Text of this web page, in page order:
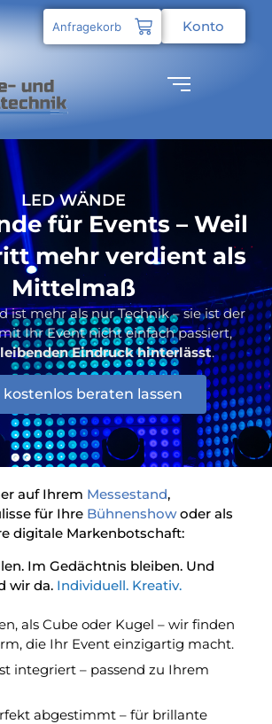
Konto
Anfragekorb
LED WÄNDE
für Events – Weil
mehr verdient als
Mittelmaß
ist mehr als nur Technik – sie ist der
Ihr Event nicht einfach passiert,
Eindruck hinterlässt.
beraten lassen
auf Ihrem Messestand,
für Ihre Bühnenshowoder als
digitale Markenbotschaft:
Im Gedächtnis bleiben. Und
wir da. Individuell. Kreativ.
als Cube oder Kugel – wir finden
die Ihr Event einzigartig macht.
integriert – passend zu Ihrem
abgestimmt – für brillante